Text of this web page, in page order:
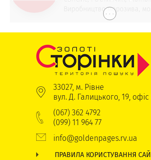
Виробництво морозива,
. . .
33027, м. Рівне
вул. Д. Галицького, 19,
(067) 362 4792
(099) 11 964 77
info@goldenpages.rv.ua
ПРАВИЛА КОРИСТУВАННЯ